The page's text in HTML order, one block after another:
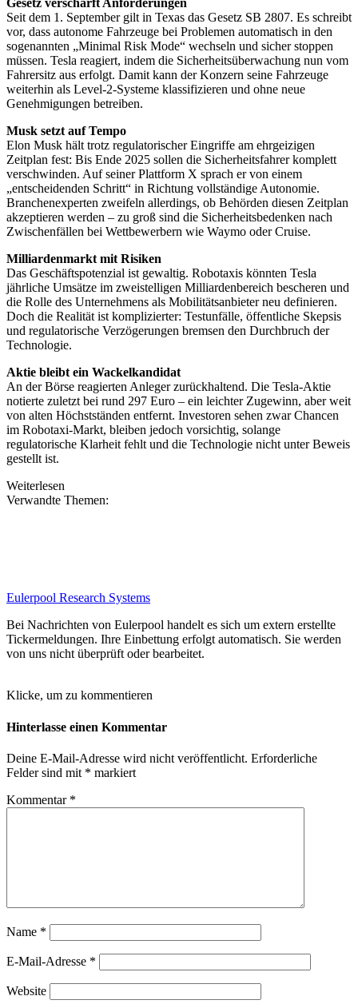
Gesetz verschärft Anforderungen
Seit dem 1. September gilt in Texas das Gesetz SB 2807. Es schreibt
vor, dass autonome Fahrzeuge bei Problemen automatisch in den
sogenannten „Minimal Risk Mode“ wechseln und sicher stoppen
müssen. Tesla reagiert, indem die Sicherheitsüberwachung nun vom
Fahrersitz aus erfolgt. Damit kann der Konzern seine Fahrzeuge
weiterhin als Level-2-Systeme klassifizieren und ohne neue
Genehmigungen betreiben.
Musk setzt auf Tempo
Elon Musk hält trotz regulatorischer Eingriffe am ehrgeizigen
Zeitplan fest: Bis Ende 2025 sollen die Sicherheitsfahrer komplett
verschwinden. Auf seiner Plattform X sprach er von einem
„entscheidenden Schritt“ in Richtung vollständige Autonomie.
Branchenexperten zweifeln allerdings, ob Behörden diesen Zeitplan
akzeptieren werden – zu groß sind die Sicherheitsbedenken nach
Zwischenfällen bei Wettbewerbern wie Waymo oder Cruise.
Milliardenmarkt mit Risiken
Das Geschäftspotenzial ist gewaltig. Robotaxis könnten Tesla
jährliche Umsätze im zweistelligen Milliardenbereich bescheren und
die Rolle des Unternehmens als Mobilitätsanbieter neu definieren.
Doch die Realität ist komplizierter: Testunfälle, öffentliche Skepsis
und regulatorische Verzögerungen bremsen den Durchbruch der
Technologie.
Aktie bleibt ein Wackelkandidat
An der Börse reagierten Anleger zurückhaltend. Die Tesla-Aktie
notierte zuletzt bei rund 297 Euro – ein leichter Zugewinn, aber weit
von alten Höchstständen entfernt. Investoren sehen zwar Chancen
im Robotaxi-Markt, bleiben jedoch vorsichtig, solange
regulatorische Klarheit fehlt und die Technologie nicht unter Beweis
gestellt ist.
Weiterlesen
Verwandte Themen:
Eulerpool Research Systems
Bei Nachrichten von Eulerpool handelt es sich um extern erstellte
Tickermeldungen. Ihre Einbettung erfolgt automatisch. Sie werden
von uns nicht überprüft oder bearbeitet.
Klicke, um zu kommentieren
Hinterlasse einen Kommentar
Deine E-Mail-Adresse wird nicht veröffentlicht. Erforderliche
Felder sind mit * markiert
Kommentar *
Name *
E-Mail-Adresse *
Website